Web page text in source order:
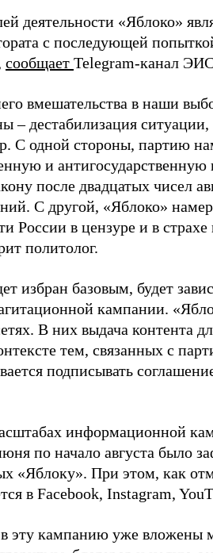
деятельности «Яблоко»
с последующей
сообщает Telegram-канал
вмешательства в наши
– дестабилизация
С одной стороны, партию
и антигосударственную
после двадцатых чисел
С другой, «Яблоко»
России в цензуре и в страхе
политолог.
избран базовым, будет
кампании.
В них выдача контента
тем, связанных с
подписывать
информационной
по начало августа было
«Яблоку». При этом, как
в Facebook, Instagram,
эту кампанию уже вложены